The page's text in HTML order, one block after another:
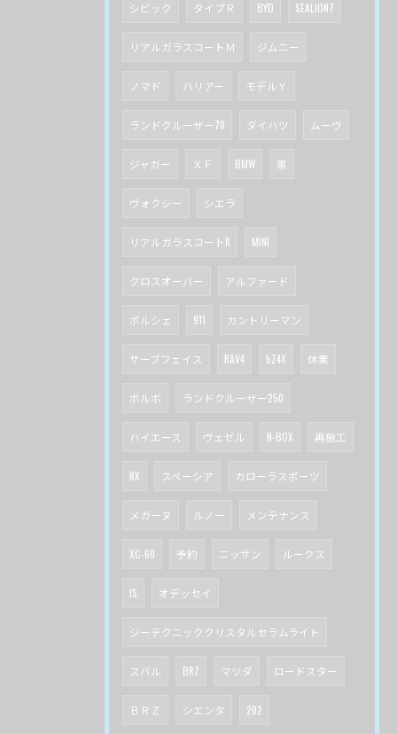
シビック タイプＲ BYD SEALION7
リアルガラスコートＭ ジムニー
ノマド ハリアー モデルＹ
ランドクルーザー70 ダイハツ ムーヴ
ジャガー ＸＦ BMW 黒
ヴォクシー シエラ
リアルガラスコートR MINI
クロスオーバー アルファード
ポルシェ 911 カントリーマン
サーブフェイス RAV4 bZ4X 休業
ボルボ ランドクルーザー250
ハイエース ヴェゼル N-BOX 再施工
RX スペーシア カローラスポーツ
メガーヌ ルノー メンテナンス
XC-60 予約 ニッサン ルークス
IS オデッセイ
ジーテクニッククリスタルセラムライト
スバル BRZ マツダ ロードスター
ＢＲＺ シエンタ 202